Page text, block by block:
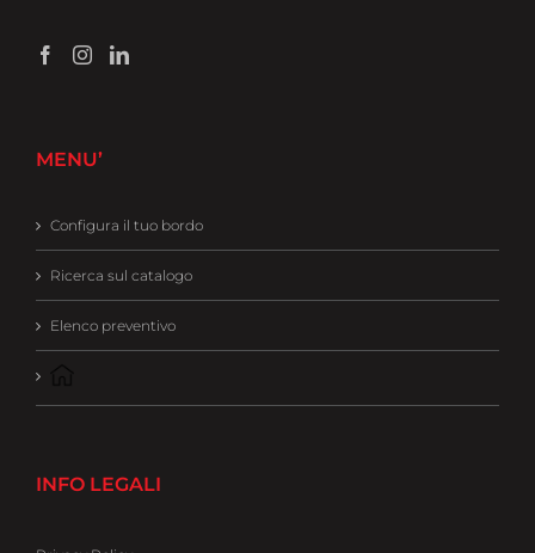
MENU’
Configura il tuo bordo
Ricerca sul catalogo
Elenco preventivo
INFO LEGALI